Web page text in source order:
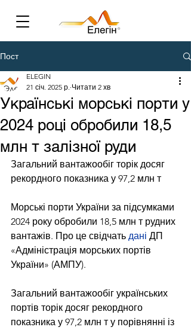
Пост
Українські морські порти у
2024 році обробили 18,5
млн т залізної руди
ELEGIN
21 січ. 2025 р. Читати 2 хв
Загальний вантажообіг торік досяг
рекордного показника у 97,2 млн т
Морські порти України за підсумками
2024 року обробили 18,5 млн т рудних
вантажів. Про це свідчать дані ДП
«Адміністрація морських портів
України» (АМПУ).
Загальний вантажообіг українських
портів торік досяг рекордного
показника у 97,2 млн т у порівнянні із